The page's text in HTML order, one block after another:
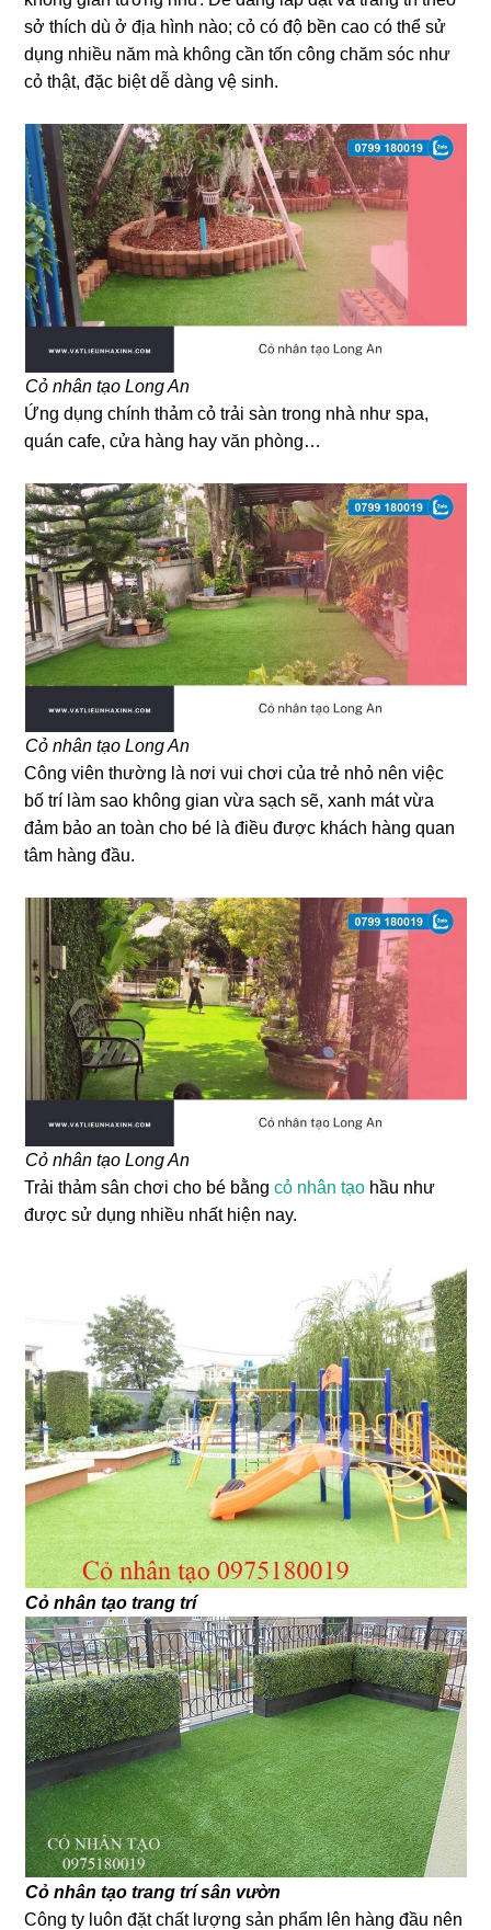
sở thích dù ở địa hình nào; cỏ có độ bền cao có thể sử
dụng nhiều năm mà không cần tốn công chăm sóc như
cỏ thật, đặc biệt dễ dàng vệ sinh.
Cỏ nhân tạo Long An
Ứng dụng chính thảm cỏ trải sàn trong nhà như spa,
quán cafe, cửa hàng hay văn phòng…
Cỏ nhân tạo Long An
Công viên thường là nơi vui chơi của trẻ nhỏ nên việc
bố trí làm sao không gian vừa sạch sẽ, xanh mát vừa
đảm bảo an toàn cho bé là điều được khách hàng quan
tâm hàng đầu.
Cỏ nhân tạo Long An
Trải thảm sân chơi cho bé bằngcỏ nhân tạo hầu như
được sử dụng nhiều nhất hiện nay.
Cỏ nhân tạo trang trí
Cỏ nhân tạo trang trí sân vườn
Công ty luôn đặt chất lượng sản phẩm lên hàng đầu nên